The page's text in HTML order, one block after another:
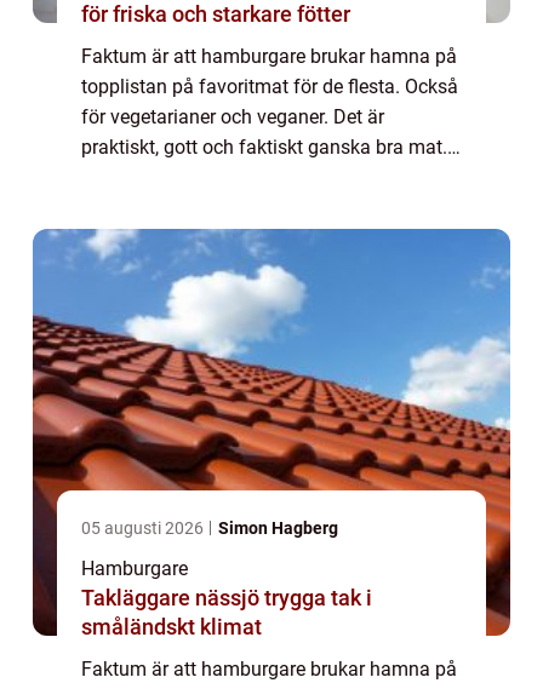
för friska och starkare fötter
Faktum är att hamburgare brukar hamna på
topplistan på favoritmat för de flesta. Också
för vegetarianer och veganer. Det är
praktiskt, gott och faktiskt ganska bra mat.
05 augusti 2026 Simon Hagberg
Hamburgare
Takläggare nässjö trygga tak i
småländskt klimat
Faktum är att hamburgare brukar hamna på